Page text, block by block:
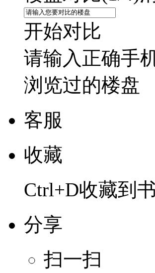
开始对比
请输入正确手
浏览过的楼盘
客服
收藏
Ctrl+D收藏到
分享
扫一扫